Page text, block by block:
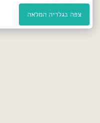
צפה בגלריה המלאה